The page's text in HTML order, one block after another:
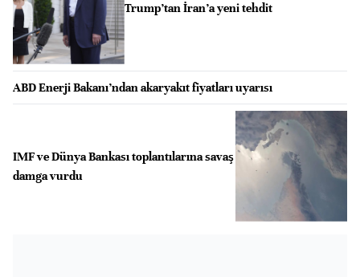
Trump’tan İran’a yeni tehdit
ABD Enerji Bakanı’ndan akaryakıt fiyatları uyarısı
IMF ve Dünya Bankası toplantılarına savaş
damga vurdu